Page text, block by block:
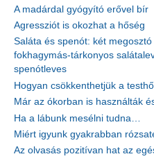
A madárdal gyógyító erővel bír
Agressziót is okozhat a hőség
Saláta és spenót: két
fokhagymás-tárkonyos
spenótleves
Hogyan csökkenthetjük a
Már az ókorban is használták
Ha a lábunk mesélni tudna…
Miért igyunk gyakrabban
Az olvasás pozitívan hat az